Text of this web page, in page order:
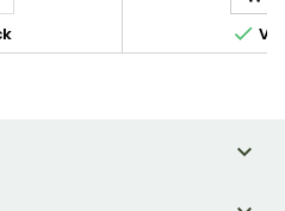
suositusta
Kuten

